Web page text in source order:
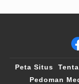
Peta Situs
Pedoman